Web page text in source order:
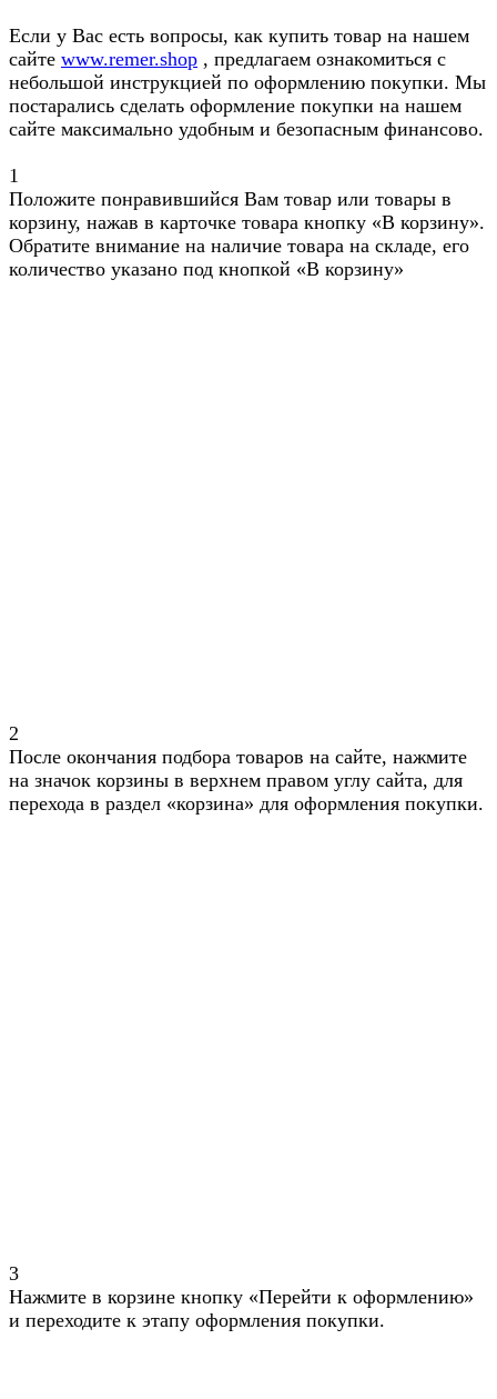
Если у Вас есть вопросы, как купить товар на нашем
сайте www.remer.shop , предлагаем ознакомиться с
небольшой инструкцией по оформлению покупки. Мы
постарались сделать оформление покупки на нашем
сайте максимально удобным и безопасным финансово.
1
Положите понравившийся Вам товар или товары в
корзину, нажав в карточке товара кнопку «В корзину».
Обратите внимание на наличие товара на складе, его
количество указано под кнопкой «В корзину»
2
После окончания подбора товаров на сайте, нажмите
на значок корзины в верхнем правом углу сайта, для
перехода в раздел «корзина» для оформления покупки.
3
Нажмите в корзине кнопку «Перейти к оформлению»
и переходите к этапу оформления покупки.